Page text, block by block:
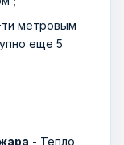
ти метровым
еще 5
- Тепло